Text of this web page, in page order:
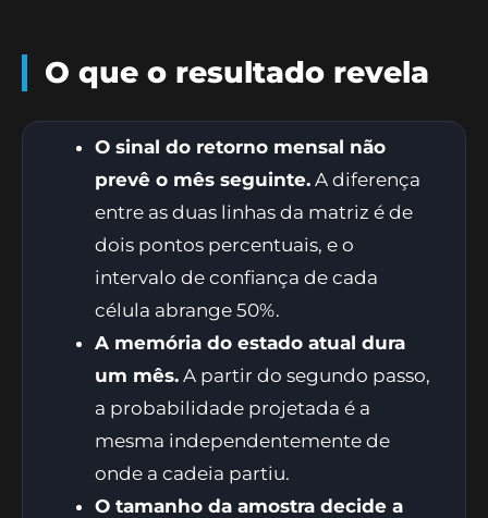
O que o resultado revela
O sinal do retorno mensal não
prevê o mês seguinte. A diferença
entre as duas linhas da matriz é de
dois pontos percentuais, e o
intervalo de confiança de cada
célula abrange 50%.
A memória do estado atual dura
um mês. A partir do segundo passo,
a probabilidade projetada é a
mesma independentemente de
onde a cadeia partiu.
O tamanho da amostra decide a